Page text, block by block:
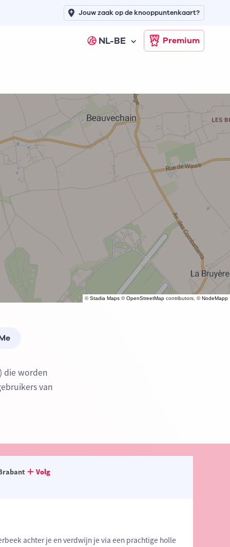
NL-BE Premium
Jouw zaak op de knooppuntenkaart?
©Stadia Maps ©OpenStreetMap contributors, ©NodeMapp
die worden
van
Volg
achter je en verdwijn je via een prachtige holle